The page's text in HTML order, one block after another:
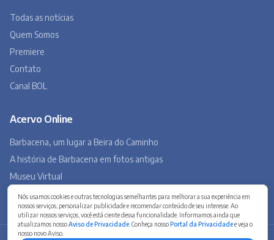
Nós usamos cookies e outras tecnologias semelhantes para melhorar a sua experiência em
nossos serviços, personalizar publicidade e recomendar conteúdo de seu interesse. Ao
utilizar nossos serviços, você está ciente dessa funcionalidade. Informamos ainda que
atualizamos nossoAviso de Privacidade . Conheça nossoPortal da Privacidadee veja o
nosso novo Aviso.
Todas as notícias
Quem Somos
Premiere
Contato
Canal BOL
Acervo Online
Barbacena, um lugar a Beira do Caminho
A história de Barbacena em fotos antigas
Museu Virtual
Museu do Tropeirismo